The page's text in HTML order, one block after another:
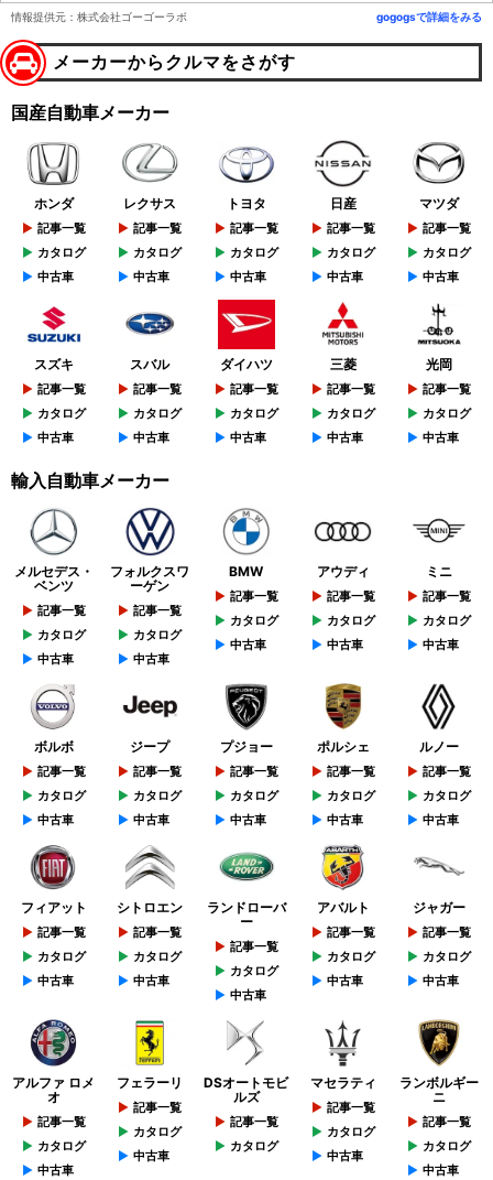
情報提供元：株式会社ゴーゴーラボ gogogsで詳細をみる
メーカーからクルマをさがす
国産自動車メーカー
ホンダ
記事一覧
カタログ
中古車
レクサス
記事一覧
カタログ
中古車
トヨタ
記事一覧
カタログ
中古車
日産
記事一覧
カタログ
中古車
マツダ
記事一覧
カタログ
中古車
スズキ
記事一覧
カタログ
中古車
スバル
記事一覧
カタログ
中古車
ダイハツ
記事一覧
カタログ
中古車
三菱
記事一覧
カタログ
中古車
光岡
記事一覧
カタログ
中古車
輸入自動車メーカー
メルセデス・
ベンツ
記事一覧
カタログ
中古車
フォルクスワ
ーゲン
記事一覧
カタログ
中古車
BMW
記事一覧
カタログ
中古車
アウディ
記事一覧
カタログ
中古車
ミニ
記事一覧
カタログ
中古車
ボルボ
記事一覧
カタログ
中古車
ジープ
記事一覧
カタログ
中古車
プジョー
記事一覧
カタログ
中古車
ポルシェ
記事一覧
カタログ
中古車
ルノー
記事一覧
カタログ
中古車
フィアット
記事一覧
カタログ
中古車
シトロエン
記事一覧
カタログ
中古車
ランドローバ
ー
記事一覧
カタログ
中古車
アバルト
記事一覧
カタログ
中古車
ジャガー
記事一覧
カタログ
中古車
アルファ ロメ
オ
記事一覧
カタログ
中古車
フェラーリ
記事一覧
カタログ
中古車
DSオートモビ
ルズ
記事一覧
カタログ
マセラティ
記事一覧
カタログ
中古車
ランボルギー
ニ
記事一覧
カタログ
中古車